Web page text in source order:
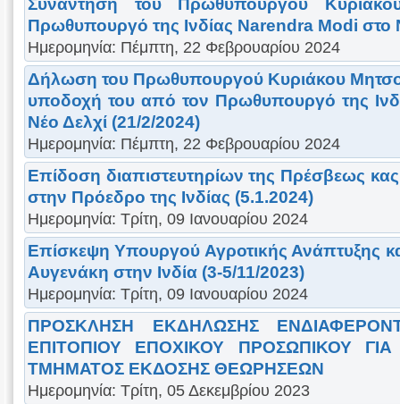
Συνάντησή του Πρωθυπουργού
Πρωθυπουργό της Ινδίας Narendra Modi στο
Ημερομηνία: Πέμπτη, 22 Φεβρουαρίου 2024
Δήλωση του Πρωθυπουργού Κυριάκου
υποδοχή του από τον Πρωθυπουργό της
Νέο Δελχί (21/2/2024)
Ημερομηνία: Πέμπτη, 22 Φεβρουαρίου 2024
Eπίδοση διαπιστευτηρίων της Πρέσβεως
στην Πρόεδρο της Ινδίας (5.1.2024)
Ημερομηνία: Τρίτη, 09 Ιανουαρίου 2024
Επίσκεψη Υπουργού Αγροτικής Ανάπτυξης
Αυγενάκη στην Ινδία (3-5/11/2023)
Ημερομηνία: Τρίτη, 09 Ιανουαρίου 2024
ΠΡΟΣΚΛΗΣΗ ΕΚΔΗΛΩΣΗΣ
ΕΠΙΤΟΠΙΟΥ ΕΠΟΧΙΚΟΥ ΠΡΟΣΩΠΙΚΟΥ
ΤΜΗΜΑΤΟΣ ΕΚΔΟΣΗΣ ΘΕΩΡΗΣΕΩΝ
Ημερομηνία: Τρίτη, 05 Δεκεμβρίου 2023